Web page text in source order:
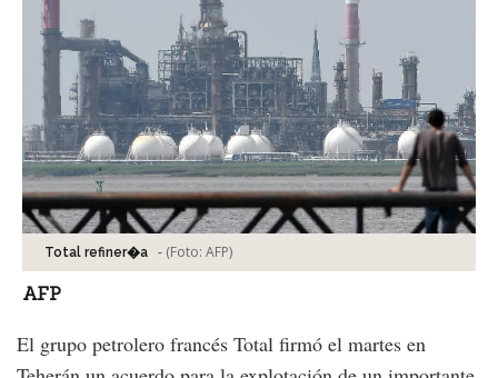
Total refiner�a - (Foto: AFP)
AFP
El grupo petrolero francés Total firmó el martes en